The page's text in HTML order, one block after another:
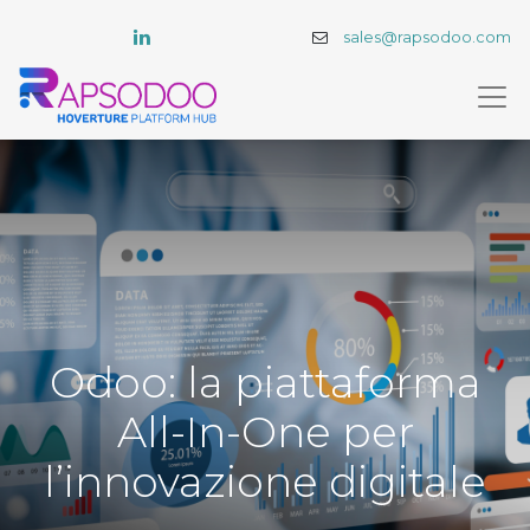
sales@rapsodoo.com
Odoo: la piattaforma
All-In-One per
l’innovazione digitale